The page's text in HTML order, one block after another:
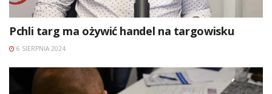
Pchli targ ma ożywić handel na targowisku
6 SIERPNIA 2024